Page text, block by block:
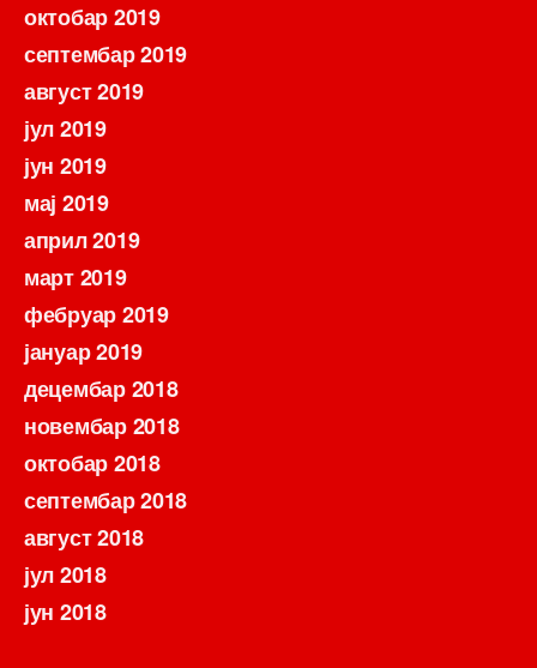
октобар 2019
септембар 2019
август 2019
јул 2019
јун 2019
мај 2019
април 2019
март 2019
фебруар 2019
јануар 2019
децембар 2018
новембар 2018
октобар 2018
септембар 2018
август 2018
јул 2018
јун 2018